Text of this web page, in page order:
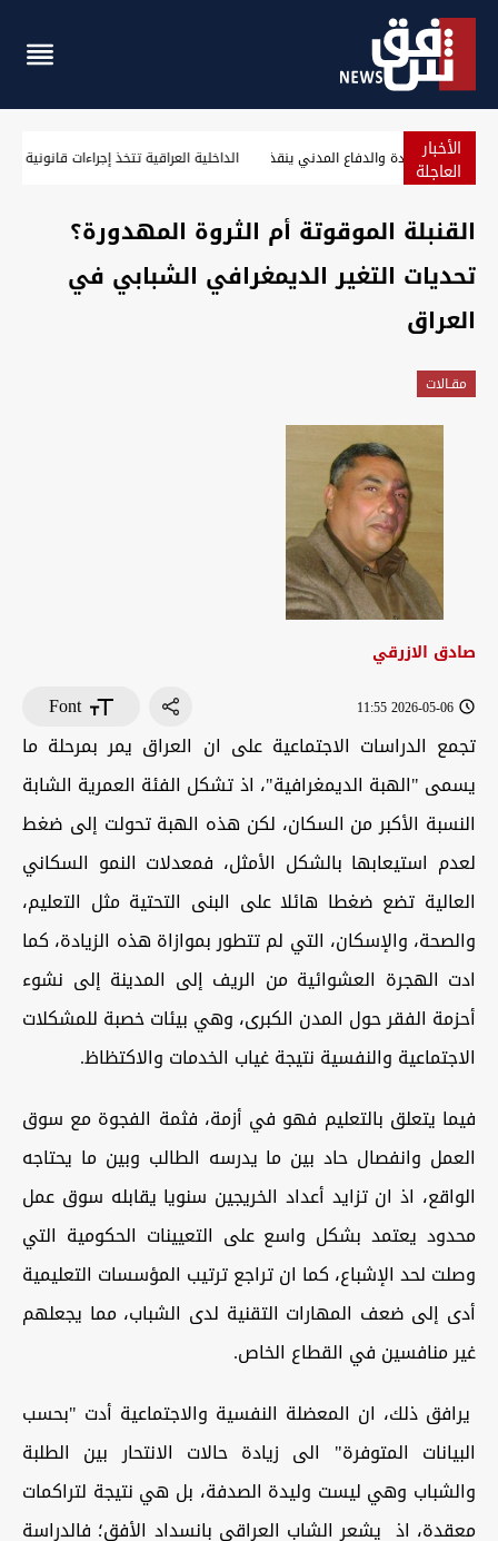
الأخبار
العاجلة حريق يلتهم مطعماً وجزءاً من مبنى في الكرادة والدفاع المدني ينقذ 10 محاصرين
القنبلة الموقوتة أم الثروة المهدورة؟
تحديات التغير الديمغرافي الشبابي في
العراق
مقـالات
صادق الازرقي
2026-05-06 11:55
Font
تجمع الدراسات الاجتماعية على ان العراق يمر بمرحلة ما
يسمى "الهبة الديمغرافية"، اذ تشكل الفئة العمرية الشابة
النسبة الأكبر من السكان، لكن هذه الهبة تحولت إلى ضغط
لعدم استيعابها بالشكل الأمثل، فمعدلات النمو السكاني
العالية تضع ضغطا هائلا على البنى التحتية مثل التعليم،
والصحة، والإسكان، التي لم تتطور بموازاة هذه الزيادة، كما
ادت الهجرة العشوائية من الريف إلى المدينة إلى نشوء
أحزمة الفقر حول المدن الكبرى، وهي بيئات خصبة للمشكلات
الاجتماعية والنفسية نتيجة غياب الخدمات والاكتظاظ.
فيما يتعلق بالتعليم فهو في أزمة، فثمة الفجوة مع سوق
العمل وانفصال حاد بين ما يدرسه الطالب وبين ما يحتاجه
الواقع، اذ ان تزايد أعداد الخريجين سنويا يقابله سوق عمل
محدود يعتمد بشكل واسع على التعيينات الحكومية التي
وصلت لحد الإشباع، كما ان تراجع ترتيب المؤسسات التعليمية
أدى إلى ضعف المهارات التقنية لدى الشباب، مما يجعلهم
غير منافسين في القطاع الخاص.
يرافق ذلك، ان المعضلة النفسية والاجتماعية أدت "بحسب
البيانات المتوفرة" الى زيادة حالات الانتحار بين الطلبة
والشباب وهي ليست وليدة الصدفة، بل هي نتيجة لتراكمات
معقدة، اذ يشعر الشاب العراقي بانسداد الأفق؛ فالدراسة